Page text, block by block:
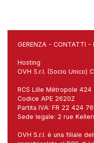
GERENZA - CONTATTI -
Hosting
OVH S.r.l. (Socio Unico)
RCS Lille Mètropole 424
Codice APE 2620Z
Partita IVA: FR 22 424
Sede legale: 2 rue
OVH S.r.l. è una filiale